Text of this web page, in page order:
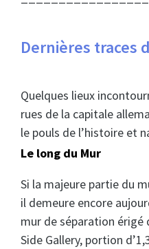
Dernières traces
Quelques lieux
rues de la capitale
le pouls de l’histoire et
Le long du Mur
Si la majeure partie du
il demeure encore
mur de séparation érigé
Side Gallery, portion